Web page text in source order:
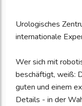
Urologisches
internationale
Wer sich mit
beschäftigt, weiß:
guten und einem
Details - in der